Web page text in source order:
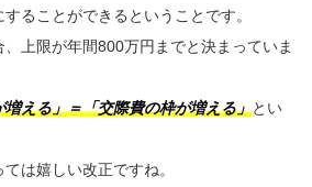
ることができるということです。
上限が年間800万円までと決まっていま
える」＝「交際費の枠が増える」とい
は嬉しい改正ですね。